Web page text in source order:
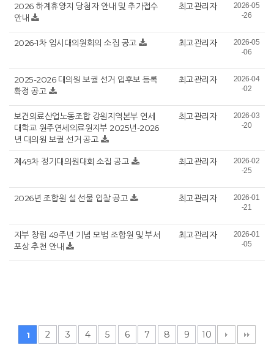
2026 하계휴양지 당첨자 안내 및 추가접수
안내
최고관리자
2026-05
-26
2026-1차 임시대의원회의 소집 공고 최고관리자
2026-05
-06
2025-2026 대의원 보궐 선거 입후보 등록
확정 공고
최고관리자
2026-04
-02
보건의료산업노동조합 강원지역본부 연세
대학교 원주연세의료원지부 2025년-2026
년 대의원 보궐 선거 공고
최고관리자
2026-03
-20
제49차 정기대의원대회 소집 공고 최고관리자
2026-02
-25
2026년 조합원 설 선물 입찰 공고 최고관리자
2026-01
-21
지부 창립 49주년 기념 모범 조합원 및 부서
포상 추천 안내
최고관리자
2026-01
-05
1 2 3 4 5 6 7 8 9 10